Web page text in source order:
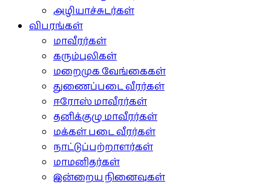
அழியாச்சுடர்கள்
விபரங்கள்
மாவீரர்கள்
கரும்புலிகள்
மறைமுக வேங்கைகள்
துணைப்படை வீரர்கள்
ஈரோஸ் மாவீரர்கள்
தனிக்குழு மாவீரர்கள்
மக்கள் படை வீரர்கள்
நாட்டுப்பற்றாளர்கள்
மாமனிதர்கள்
இன்றைய நினைவுகள்